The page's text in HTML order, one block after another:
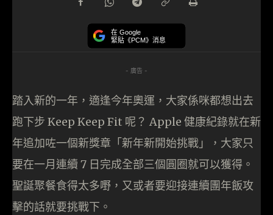
在 Google
緊貼《PCM》消息
- 廣告 -
踏入新的一年，適逢今年奧運，大家係咪都想出去
跑下步 Keep Keep Fit 呢？ Apple 健康紀錄就在新
年追加咗一個新獎章「新年新開始挑戰」，大家只
要在一月連續 7 日完成全部三個圓圈就可以獲得。
聖誕聚餐食得太多嘢，又或者要迎接連續團年飯攻
擊的話就要挑戰下。